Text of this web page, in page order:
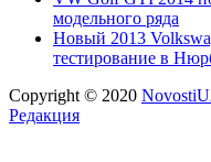
модельного ряда
Новый 2013
тестирование в
Copyright © 2020
Редакция